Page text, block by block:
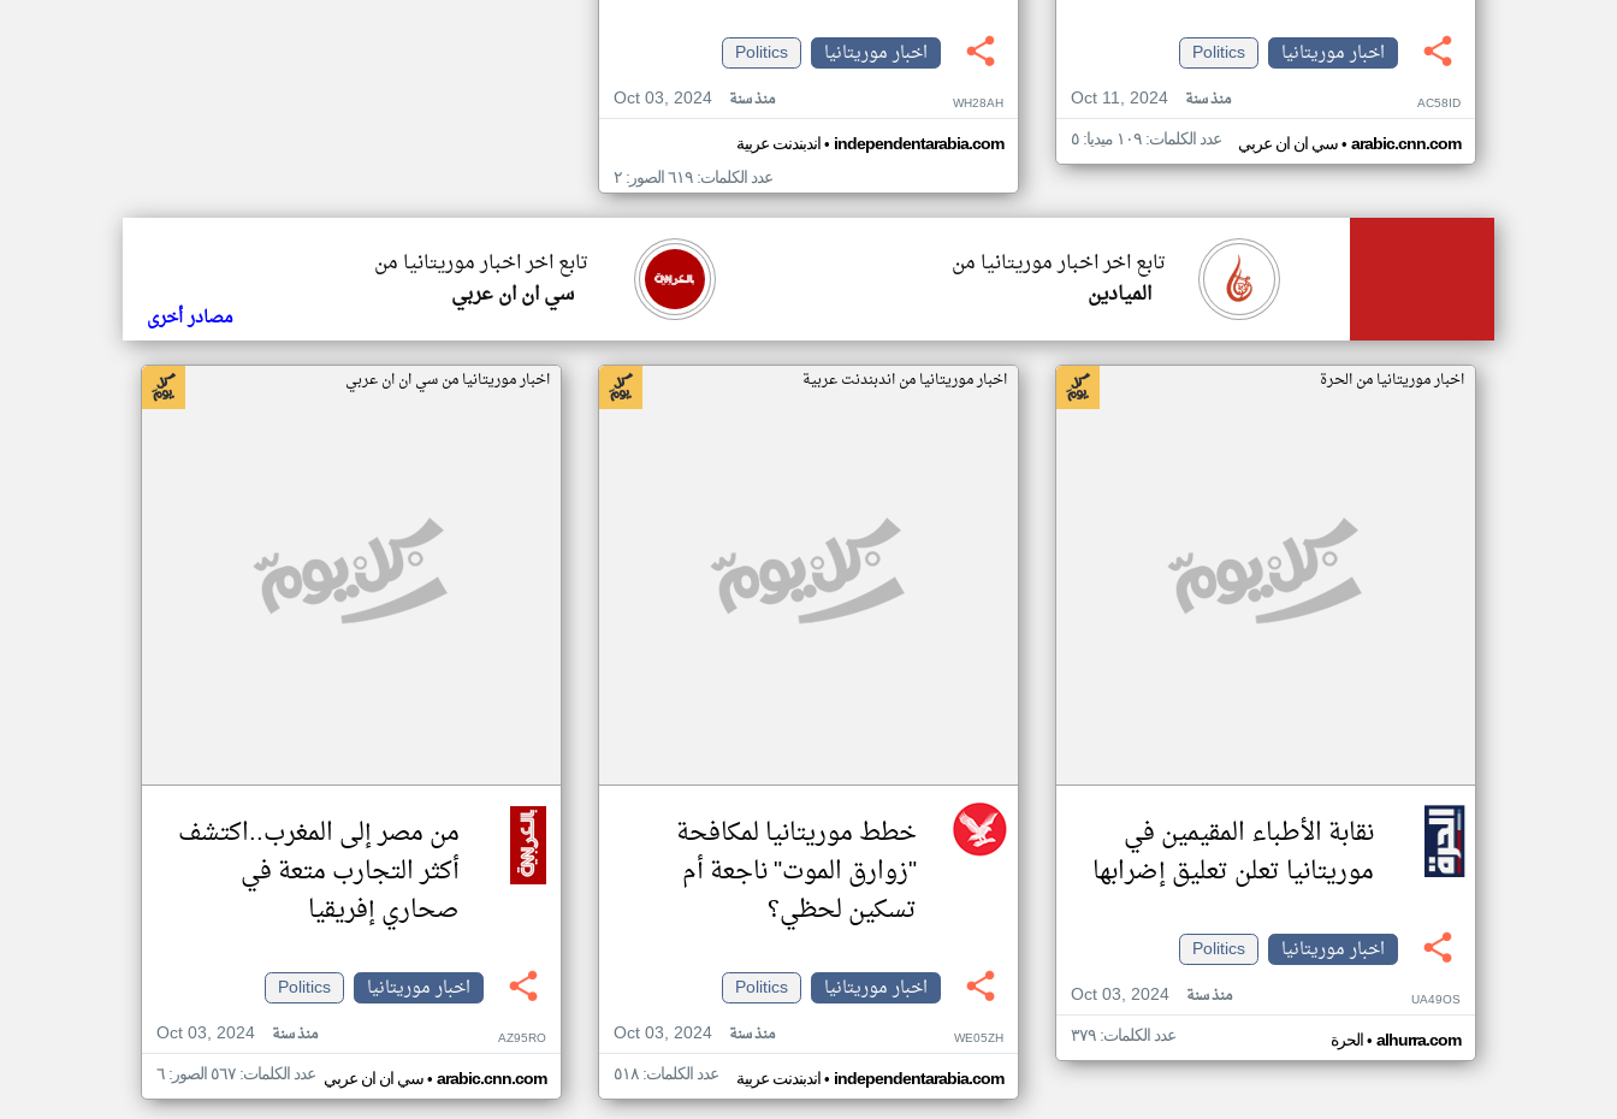
اخبار موريتانيا
Politics
Oct 11, 2024
منذ سنة AC58ID
سي ان ان عربي• arabic.cnn.com عدد الكلمات: ١٠٩ ميديا: ٥
اخبار موريتانيا
Politics
Oct 03, 2024
منذ سنة WH28AH
اندبندنت عربية• independentarabia.com
عدد الكلمات: ٦١٩ الصور: ٢
تابع اخر اخبار موريتانيا من
سي ان ان عربي
تابع اخر اخبار موريتانيا من
الميادين
مصادر أخرى
اخبار موريتانيا من الحرة
نقابة الأطباء المقيمين في
موريتانيا تعلن تعليق إضرابها
اخبار موريتانيا
Politics
Oct 03, 2024
منذ سنة UA49OS
الحرة• alhurra.com عدد الكلمات: ٣٧٩
اخبار موريتانيا من اندبندنت عربية
خطط موريتانيا لمكافحة
"زوارق الموت" ناجعة أم
تسكين لحظي؟
اخبار موريتانيا
Politics
Oct 03, 2024
منذ سنة WE05ZH
اندبندنت عربية• independentarabia.com عدد الكلمات: ٥١٨
اخبار موريتانيا من سي ان ان عربي
من مصر إلى المغرب..اكتشف
أكثر التجارب متعة في
صحاري إفريقيا
اخبار موريتانيا
Politics
Oct 03, 2024
منذ سنة AZ95RO
سي ان ان عربي• arabic.cnn.com عدد الكلمات: ٥٦٧ الصور: ٦